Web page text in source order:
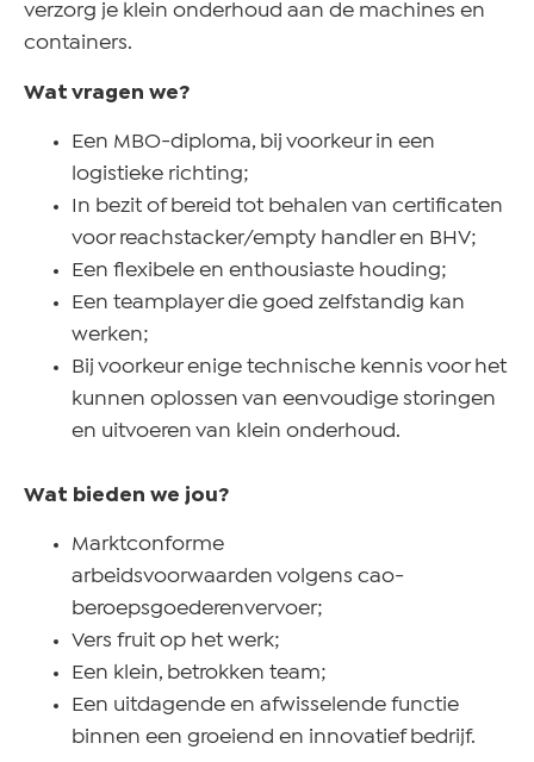
verzorg je klein onderhoud aan de machines en
containers.
Wat vragen we?
Een MBO-diploma, bij voorkeur in een
logistieke richting;
In bezit of bereid tot behalen van certificaten
voor reachstacker/empty handler en BHV;
Een flexibele en enthousiaste houding;
Een teamplayer die goed zelfstandig kan
werken;
Bij voorkeur enige technische kennis voor het
kunnen oplossen van eenvoudige storingen
en uitvoeren van klein onderhoud.
Wat bieden we jou?
Marktconforme
arbeidsvoorwaarden volgens cao-
beroepsgoederenvervoer;
Vers fruit op het werk;
Een klein, betrokken team;
Een uitdagende en afwisselende functie
binnen een groeiend en innovatief bedrijf.